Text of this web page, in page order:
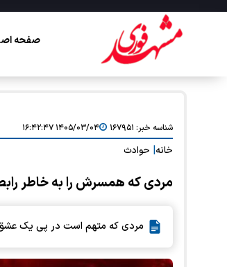
صفحه
شناسه خبر: ۱۶۷۹۵۱ ۱۴۰۵/۰۳/۰۴ ۱۶:۴۲:۴۷
خانه حوادث
مردی که همسرش را به خاطر
مردی که متهم است در پی یک عشق